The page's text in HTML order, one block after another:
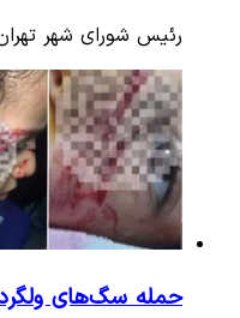
رئیس شورای شهر
حمله سگ‌های ولگرد ‌به